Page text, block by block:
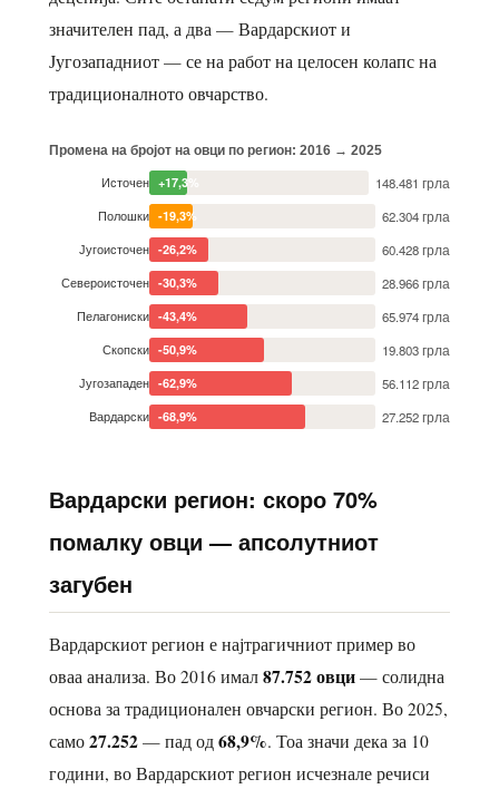
значителен пад, а два — Вардарскиот и
Југозападниот — се на работ на целосен колапс на
традиционалното овчарство.
Промена на бројот на овци по регион: 2016 → 2025
Источен +17,3%
148.481 грла
Полошки -19,3%
62.304 грла
Југоисточен -26,2%
60.428 грла
Североисточен -30,3%
28.966 грла
Пелагониски -43,4%
65.974 грла
Скопски -50,9%
19.803 грла
Југозападен -62,9%
56.112 грла
Вардарски -68,9% 27.252 грла
Вардарски регион: скоро 70%
помалку овци — апсолутниот
загубен
Вардарскиот регион е најтрагичниот пример во
оваа анализа. Во 2016 имал 87.752 овци — солидна
основа за традиционален овчарски регион. Во 2025,
само 27.252 — пад од 68,9%. Тоа значи дека за 10
години, во Вардарскиот регион исчезнале речиси